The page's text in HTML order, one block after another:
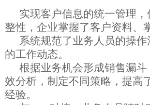
实现客户信息的统一管理
整性，企业掌握了客户资料、
系统规范了业务人员的操
的工作动态。
根据业务机会形成销售漏
效分析，制定不同策略，提高
经验。